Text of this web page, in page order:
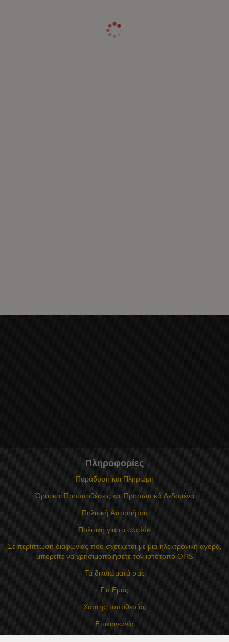
Πληροφορίες
Παράδοση και Πληρωμή
Όροι και Προϋποθέσεις και Προσωπικά Δεδομένα
Πολιτική Απορρήτου
Πολιτική για τα cookie
Σε περίπτωση διαφωνίας που σχετίζεται με μια ηλεκτρονική αγορά,
μπορείτε να χρησιμοποιήσετε τον ιστότοπο ORS
Τα δικαιώματά σας
Για Εμάς
Χάρτης τοποθεσίας
Επικοινωνία